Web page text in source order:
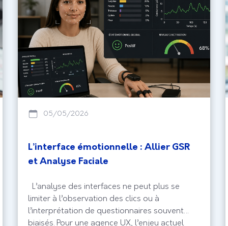
05/05/2026
L’interface émotionnelle : Allier GSR
et Analyse Faciale
L’analyse des interfaces ne peut plus se
limiter à l’observation des clics ou à
l’interprétation de questionnaires souvent
biaisés. Pour une agence UX, l’enjeu actuel